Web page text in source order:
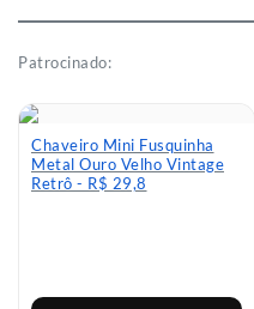
Patrocinado:
Chaveiro Mini Fusquinha
Metal Ouro Velho Vintage
Retrô - R$ 29,8